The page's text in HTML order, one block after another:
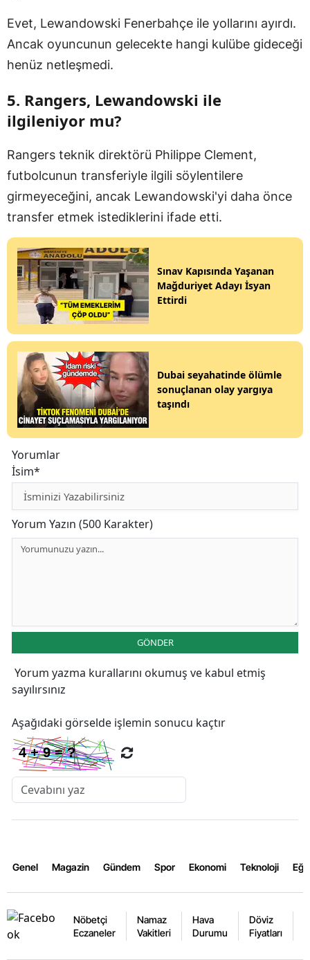
Evet, Lewandowski Fenerbahçe ile yollarını ayırdı.
Ancak oyuncunun gelecekte hangi kulübe gideceği
henüz netleşmedi.
5. Rangers, Lewandowski ile
ilgileniyor mu?
Rangers teknik direktörü Philippe Clement,
futbolcunun transferiyle ilgili söylentilere
girmeyeceğini, ancak Lewandowski'yi daha önce
transfer etmek istediklerini ifade etti.
Sınav Kapısında Yaşanan
Mağduriyet Adayı İsyan
Ettirdi
Dubai seyahatinde ölümle
sonuçlanan olay yargıya
taşındı
Yorumlar
İsim*
Yorum Yazın (500 Karakter)
GÖNDER
Yorum yazma kurallarını okumuş ve kabul etmiş
sayılırsınız
Aşağıdaki görselde işlemin sonucu kaçtır
Genel Magazin Gündem Spor Ekonomi Teknoloji
Nöbetçi
Eczaneler
Namaz
Vakitleri
Hava
Durumu
Döviz
Fiyatları